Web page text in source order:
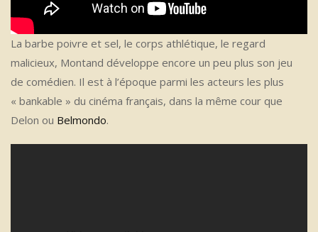
La barbe poivre et sel, le corps athlétique, le regard
malicieux, Montand développe encore un peu plus son jeu
de comédien. Il est à l’époque parmi les acteurs les plus
« bankable » du cinéma français, dans la même cour que
Delon ou Belmondo.